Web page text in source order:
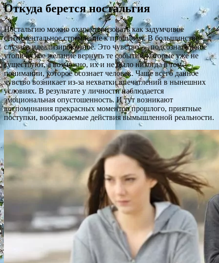
Откуда берется ностальгия
Ностальгию можно охарактеризовать как задумчивое
сентиментальное стремление к прошлому. В большинстве
случаев идеализированное. Это чувство — подсознательное
утопическое желание вернуть те события, которые уже не
существуют, а возможно, их и не было никогда в том
понимании, которое осознает человек. Чаще всего данное
чувство возникает из-за нехватки впечатлений в нынешних
условиях. В результате у личности наблюдается
эмоциональная опустошенность. И тут возникают
воспоминания прекрасных моментов прошлого, приятные
поступки, воображаемые действия вымышленной реальности.